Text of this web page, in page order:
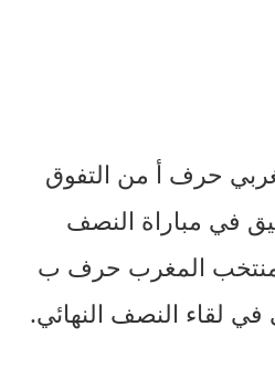
حرف أ من التفوق
في مباراة النصف
منتخب المغرب حرف ب
لقاء النصف النهائي.